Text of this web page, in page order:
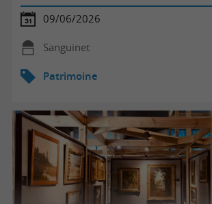
09/06/2026
Sanguinet
Patrimoine